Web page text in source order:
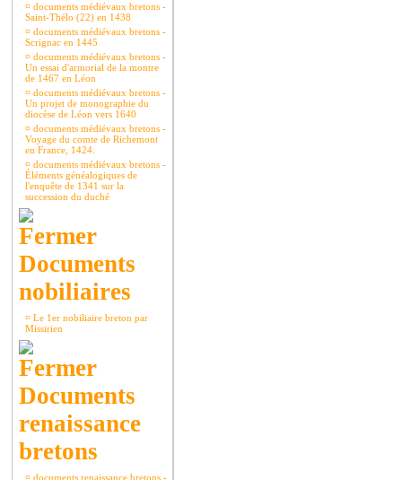
¤ documents médiévaux bretons -
Saint-Thélo (22) en 1438
¤ documents médiévaux bretons -
Scrignac en 1445
¤ documents médiévaux bretons -
Un essai d'armorial de la montre
de 1467 en Léon
¤ documents médiévaux bretons -
Un projet de monographie du
diocèse de Léon vers 1640
¤ documents médiévaux bretons -
Voyage du comte de Richemont
en France, 1424.
¤ documents médiévaux bretons -
Éléments généalogiques de
l'enquête de 1341 sur la
succession du duché
Documents
nobiliaires
¤ Le 1er nobiliaire breton par
Missirien
Documents
renaissance
bretons
¤ documents renaissance bretons -